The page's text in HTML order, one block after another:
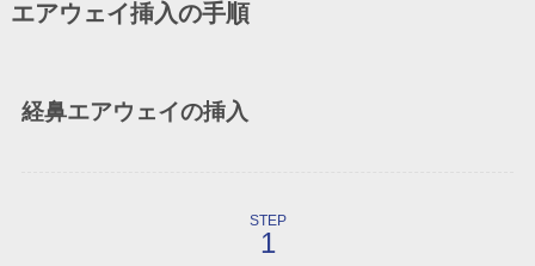
エアウェイ挿入の手順
経鼻エアウェイの挿入
STEP